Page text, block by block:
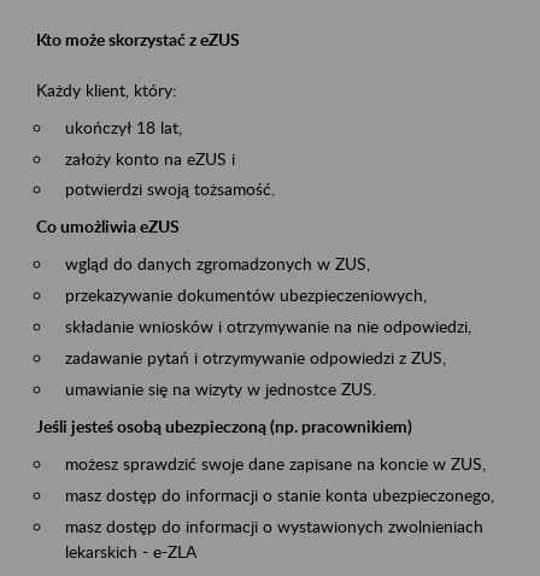
Kto może skorzystać z eZUS
Każdy klient, który:
ukończył 18 lat,
założy konto na eZUS i
potwierdzi swoją tożsamość.
Co umożliwia eZUS
wgląd do danych zgromadzonych w ZUS,
przekazywanie dokumentów ubezpieczeniowych,
składanie wniosków i otrzymywanie na nie odpowiedzi,
zadawanie pytań i otrzymywanie odpowiedzi z ZUS,
umawianie się na wizyty w jednostce ZUS.
Jeśli jesteś osobą ubezpieczoną (np. pracownikiem)
możesz sprawdzić swoje dane zapisane na koncie w ZUS,
masz dostęp do informacji o stanie konta ubezpieczonego,
masz dostęp do informacji o wystawionych zwolnieniach
lekarskich - e-ZLA